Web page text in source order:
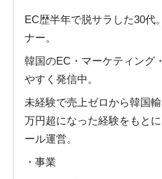
EC歴半年で脱サラした30代
ナー。
韓国のEC・マーケティング
やすく発信中。
未経験で売上ゼロから韓国
万円超になった経験をもと
ール運営。
・事業